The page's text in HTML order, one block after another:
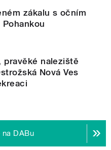
zákalu s očním
pravěké naleziště
Nová Ves
DABu